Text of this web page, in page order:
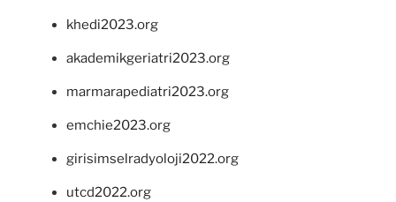
khedi2023.org
akademikgeriatri2023.org
marmarapediatri2023.org
emchie2023.org
girisimselradyoloji2022.org
utcd2022.org